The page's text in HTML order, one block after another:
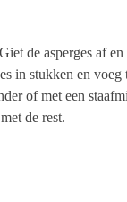
de asperges af
in stukken en
of met een
de rest.